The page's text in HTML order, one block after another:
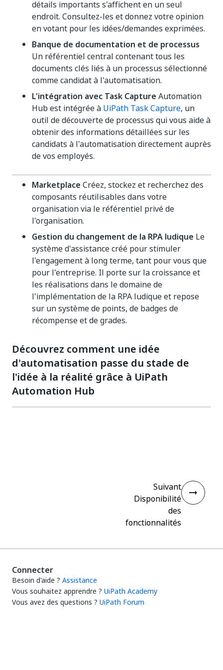
détails importants s'affichent en un seul
endroit. Consultez-les et donnez votre opinion
en votant pour les idées/demandes exprimées.
Banque de documentation et de processus
Un référentiel central contenant tous les
documents clés liés à un processus sélectionné
comme candidat à l'automatisation.
L'intégration avec Task Capture Automation
Hub est intégrée à UiPath Task Capture, un
outil de découverte de processus qui vous aide à
obtenir des informations détaillées sur les
candidats à l'automatisation directement auprès
de vos employés.
Marketplace Créez, stockez et recherchez des
composants réutilisables dans votre
organisation via le référentiel privé de
l'organisation.
Gestion du changement de la RPA ludique Le
système d'assistance créé pour stimuler
l'engagement à long terme, tant pour vous que
pour l'entreprise. Il porte sur la croissance et
les réalisations dans le domaine de
l'implémentation de la RPA ludique et repose
sur un système de points, de badges de
récompense et de grades.
Découvrez comment une idée
d'automatisation passe du stade de
l'idée à la réalité grâce à UiPath
Automation Hub
Suivant
Disponibilité
des
fonctionnalités
Connecter
Besoin d'aide ? Assistance
Vous souhaitez apprendre ? UiPath Academy
Vous avez des questions ? UiPath Forum